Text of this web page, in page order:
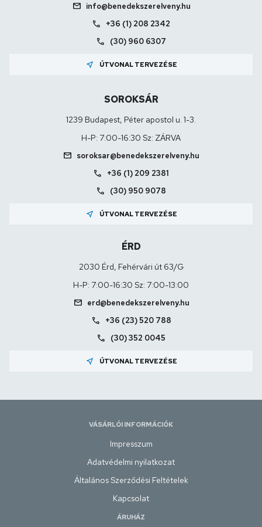
mail info@benedekszerelveny.hu
call +36 (1) 208 2342
call (30) 960 6307
near_me ÚTVONAL TERVEZÉSE
SOROKSÁR
1239 Budapest, Péter apostol u. 1-3.
H-P: 7:00-16:30 Sz: ZÁRVA
mail soroksar@benedekszerelveny.hu
call +36 (1) 209 2381
call (30) 950 9078
near_me ÚTVONAL TERVEZÉSE
ÉRD
2030 Érd, Fehérvári út 63/G
H-P: 7:00-16:30 Sz: 7:00-13:00
mail erd@benedekszerelveny.hu
call +36 (23) 520 788
call (30) 352 0045
near_me ÚTVONAL TERVEZÉSE
VÁSÁRLÓI INFORMÁCIÓK
Impresszum
Adatvédelmi nyilatkozat
Általános Szerződési Feltételek
Kapcsolat
ÁRUHÁZ